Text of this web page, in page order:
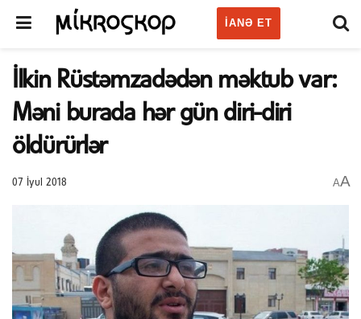
IANƏ ET
İlkin Rüstəmzadədən məktub var:
Məni burada hər gün diri-diri
öldürürlər
07 İyul 2018 AA